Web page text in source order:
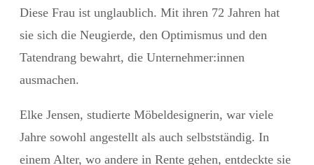
Diese Frau ist unglaublich. Mit ihren 72 Jahren hat
sie sich die Neugierde, den Optimismus und den
Tatendrang bewahrt, die Unternehmer:innen
ausmachen.
Elke Jensen, studierte Möbeldesignerin, war viele
Jahre sowohl angestellt als auch selbstständig. In
einem Alter, wo andere in Rente gehen, entdeckte sie